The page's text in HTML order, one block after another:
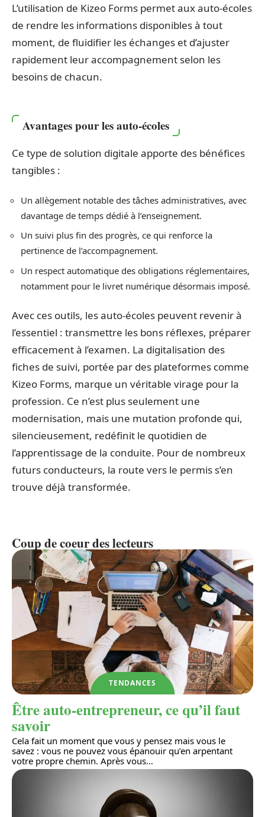
L’utilisation de Kizeo Forms permet aux auto-écoles
de rendre les informations disponibles à tout
moment, de fluidifier les échanges et d’ajuster
rapidement leur accompagnement selon les
besoins de chacun.
Avantages pour les auto-écoles
Ce type de solution digitale apporte des bénéfices
tangibles :
Un allègement notable des tâches administratives, avec
davantage de temps dédié à l’enseignement.
Un suivi plus fin des progrès, ce qui renforce la
pertinence de l’accompagnement.
Un respect automatique des obligations réglementaires,
notamment pour le livret numérique désormais imposé.
Avec ces outils, les auto-écoles peuvent revenir à
l’essentiel : transmettre les bons réflexes, préparer
efficacement à l’examen. La digitalisation des
fiches de suivi, portée par des plateformes comme
Kizeo Forms, marque un véritable virage pour la
profession. Ce n’est plus seulement une
modernisation, mais une mutation profonde qui,
silencieusement, redéfinit le quotidien de
l’apprentissage de la conduite. Pour de nombreux
futurs conducteurs, la route vers le permis s’en
trouve déjà transformée.
Coup de coeur des lecteurs
TENDANCES
Être auto-entrepreneur, ce qu’il faut
savoir
Cela fait un moment que vous y pensez mais vous le
savez : vous ne pouvez vous épanouir qu’en arpentant
votre propre chemin. Après vous…